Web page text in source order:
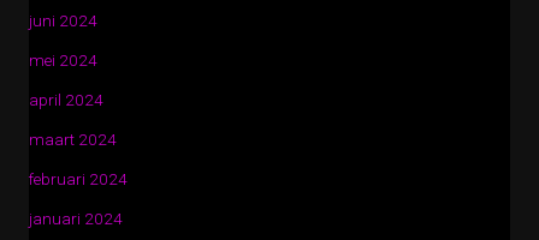
juni 2024
mei 2024
april 2024
maart 2024
februari 2024
januari 2024